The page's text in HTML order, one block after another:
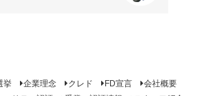
挙 企業理念 クレド FD宣言
会社概要